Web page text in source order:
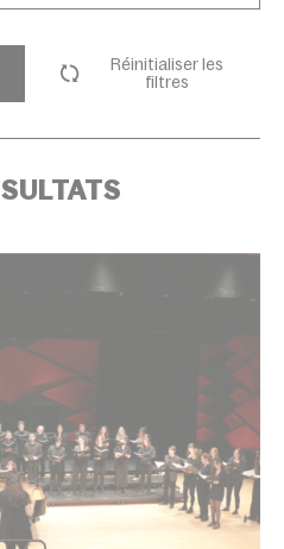
Réinitialiser les
filtres